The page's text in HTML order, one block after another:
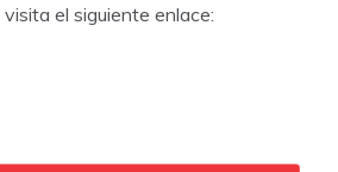
visita el siguiente enlace: